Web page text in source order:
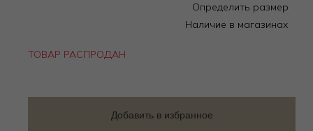
Определить размер
Наличие в магазинах
ТОВАР РАСПРОДАН
Добавить в избранное